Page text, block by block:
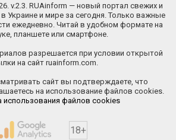
v.2.3. RUAinform — новый портал свежих и
Украине и мире за сегодня. Только важные
ежедневно. Читай в удобном формате на
планшете или смартфоне.
разрешается при условии открытой
на сайт ruainform.com.
сайт вы подтверждаете, что
на использование файлов cookies.
использования файлов cookies
18+